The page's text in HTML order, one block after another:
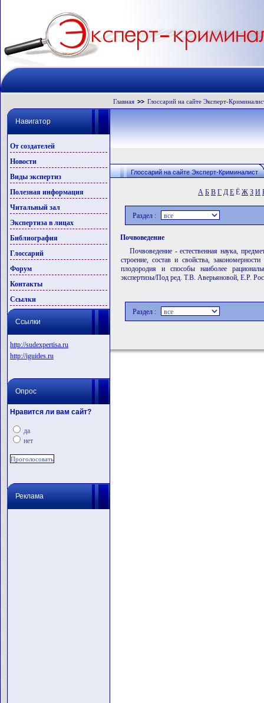
Главная Глоссарий на сайте Эксперт-
Навигатор
От создателей
Новости
Виды экспертиз
Полезная информация
Читальный зал
Экспертиза в лицах
Библиография
Глоссарий
Форум
Контакты
Ссылки
Ссылки
http://sudexpertisa.ru
http://iguides.ru
Опрос
Нравится ли вам сайт?
да
нет
Реклама
Глоссарий на сайте Эксперт-Криминалист
А Б В Г Д Е Ё Ж З И
Раздел :
Почвоведение
Почвоведение - естественная наука,
строение, состав и свойства,
плодородия и способы наиболее
экспертизы/Под ред. Т.В. Аверьяновой, Е.Р.
Раздел :